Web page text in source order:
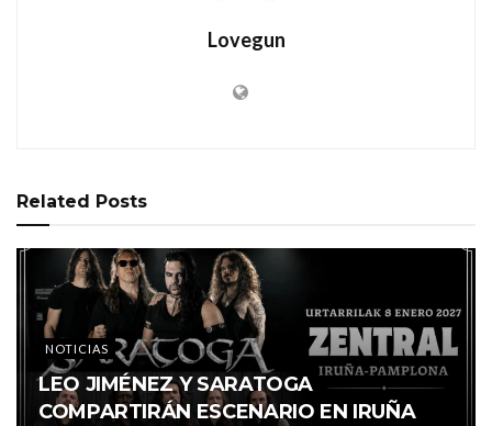
Lovegun
Related Posts
NOTICIAS
LEO JIMÉNEZ Y SARATOGA
COMPARTIRÁN ESCENARIO EN IRUÑA